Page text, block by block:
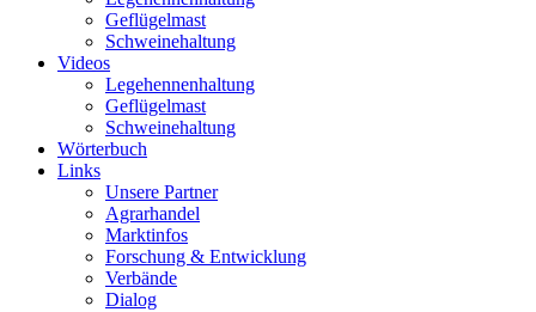
Geflügelmast
Schweinehaltung
Videos
Legehennenhaltung
Geflügelmast
Schweinehaltung
Wörterbuch
Links
Unsere Partner
Agrarhandel
Marktinfos
Forschung & Entwicklung
Verbände
Dialog